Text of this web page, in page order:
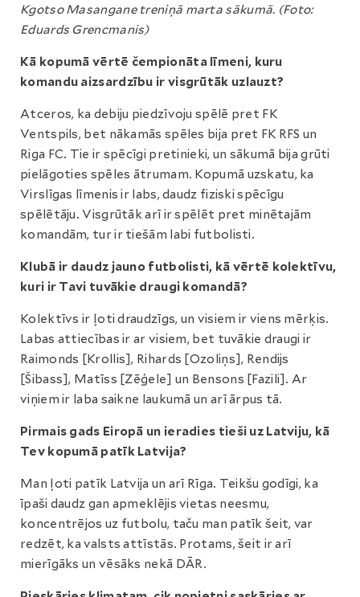
Kgotso Masangane treniņā marta sākumā. (Foto:
Eduards Grencmanis)
Kā kopumā vērtē čempionāta līmeni, kuru
komandu aizsardzību ir visgrūtāk uzlauzt?
Atceros, ka debiju piedzīvoju spēlē pret FK
Ventspils, bet nākamās spēles bija pret FK RFS un
Riga FC. Tie ir spēcīgi pretinieki, un sākumā bija grūti
pielāgoties spēles ātrumam. Kopumā uzskatu, ka
Virslīgas līmenis ir labs, daudz fiziski spēcīgu
spēlētāju. Visgrūtāk arī ir spēlēt pret minētajām
komandām, tur ir tiešām labi futbolisti.
Klubā ir daudz jauno futbolisti, kā vērtē kolektīvu,
kuri ir Tavi tuvākie draugi komandā?
Kolektīvs ir ļoti draudzīgs, un visiem ir viens mērķis.
Labas attiecības ir ar visiem, bet tuvākie draugi ir
Raimonds [Krollis], Rihards [Ozoliņs], Rendijs
[Šibass], Matīss [Zēģele] un Bensons [Fazili]. Ar
viņiem ir laba saikne laukumā un arī ārpus tā.
Pirmais gads Eiropā un ieradies tieši uz Latviju, kā
Tev kopumā patīk Latvija?
Man ļoti patīk Latvija un arī Rīga. Teikšu godīgi, ka
īpaši daudz gan apmeklējis vietas neesmu,
koncentrējos uz futbolu, taču man patīk šeit, var
redzēt, ka valsts attīstās. Protams, šeit ir arī
mierīgāks un vēsāks nekā DĀR.